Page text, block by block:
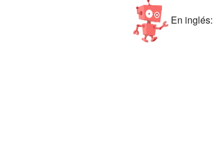
En inglés: